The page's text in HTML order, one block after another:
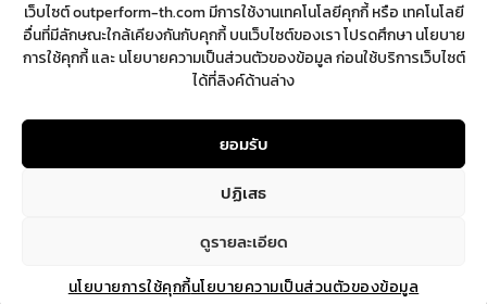
เว็บไซต์ outperform-th.com มีการใช้งานเทคโนโลยีคุกกี้ หรือ เทคโนโลยี
อื่นที่มีลักษณะใกล้เคียงกันกับคุกกี้ บนเว็บไซต์ของเรา โปรดศึกษา นโยบาย
การใช้คุกกี้ และ นโยบายความเป็นส่วนตัวของข้อมูล ก่อนใช้บริการเว็บไซต์
ได้ที่ลิงค์ด้านล่าง
ยอมรับ
ปฏิเสธ
ดูรายละเอียด
นโยบายการใช้คุกกี้นโยบายความเป็นส่วนตัวของข้อมูล
ตราสารหนี้
อสังหาริมทรัพย์
ตลาดหุ้น
Copyright © Outperform. All Rights Reserved